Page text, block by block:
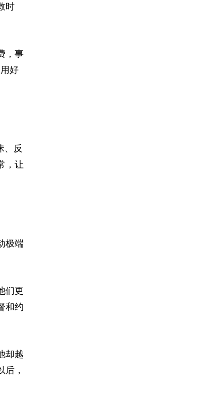
时
，事
好
、反
，让
极端
们更
和约
却越
后，